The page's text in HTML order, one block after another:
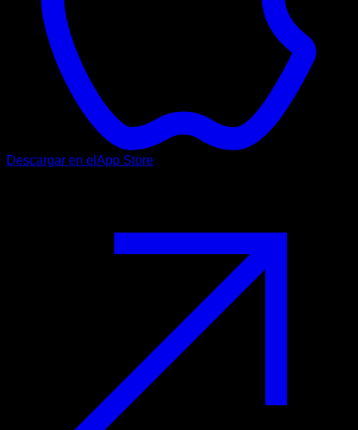
Descargar en el App Store